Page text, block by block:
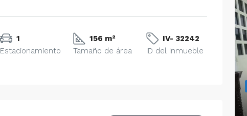
1
Estacionamiento
156 m²
Tamaño de área
IV- 32242
ID del Inmueble